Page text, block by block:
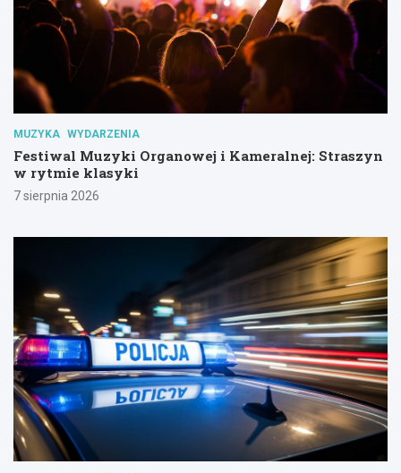
MUZYKA WYDARZENIA
Festiwal Muzyki Organowej i Kameralnej: Straszyn
w rytmie klasyki
7 sierpnia 2026